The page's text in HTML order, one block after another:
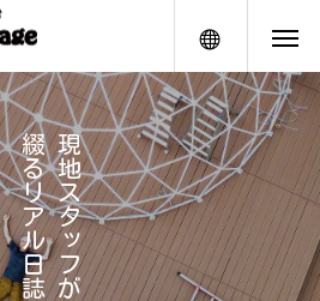
メニュー
現
地
ス
タ
ッ
フ
が
綴
る
リ
ア
ル
日
誌